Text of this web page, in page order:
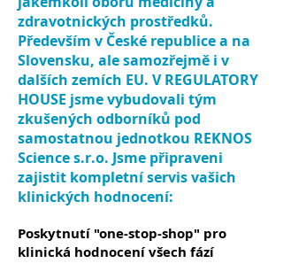
zdravotnických prostředků.
Především v České republice a na
Slovensku, ale samozřejmě i v
dalších zemích EU. V REGULATORY
HOUSE jsme vybudovali tým
zkušených odborníků pod
samostatnou jednotkou REKNOS
Science s.r.o. Jsme připraveni
zajistit kompletní servis vašich
klinických hodnocení:
Poskytnutí "one-stop-shop" pro
klinická hodnocení všech fází